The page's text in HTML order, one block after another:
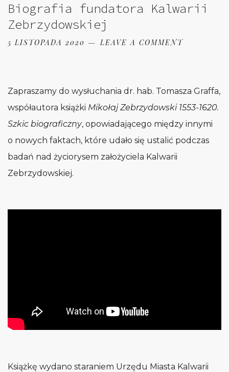
Biografia fundatora Kalwarii
Zebrzydowskiej
5 LISTOPADA 2020 LEAVE A COMMENT
Zapraszamy do wysłuchania dr. hab. Tomasza Graffa,
współautora książki Mikołaj Zebrzydowski 1553-1620.
Szkic biograficzny, opowiadającego między innymi
o nowych faktach, które udało się ustalić podczas
badań nad życiorysem założyciela Kalwarii
Zebrzydowskiej.
Książkę wydano staraniem Urzędu Miasta Kalwarii